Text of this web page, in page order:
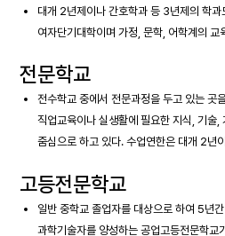
대개 2년제이나 간호학과 등 3년제의 학
여자단기대학이며 가정, 문학, 어학계의
전문학교
전수학교 중에서 전문과정을 두고 있는 곳
직업교육이나 실생활에 필요한 지식, 기술
줌심으로 하고 있다. 수업연한은 대개 2년
고등전문학교
일반 중학교 졸업자를 대상으로 하여 5년
과학기술자를 양성하는 공업고등전문학교